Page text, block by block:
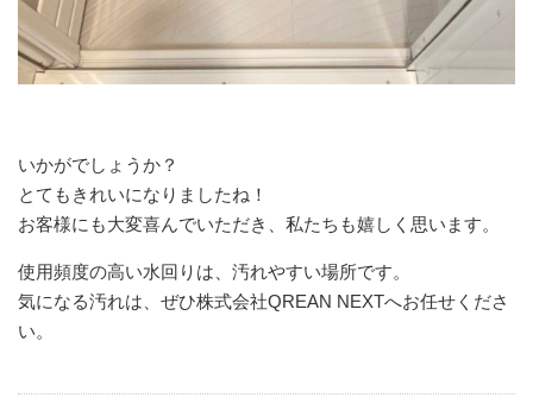
いかがでしょうか？
とてもきれいになりましたね！
お客様にも大変喜んでいただき、私たちも嬉しく思います。
使用頻度の高い水回りは、汚れやすい場所です。
気になる汚れは、ぜひ株式会社QREAN NEXTへお任せくださ
い。